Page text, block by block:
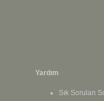
Yardım
Sık Sorulan